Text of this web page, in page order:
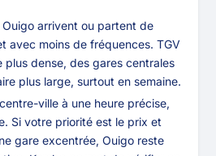
arrivent ou partent de
avec moins de fréquences. TGV
plus dense, des gares centrales
plus large, surtout en semaine.
ville à une heure précise,
Si votre priorité est le prix et
gare excentrée, Ouigo reste